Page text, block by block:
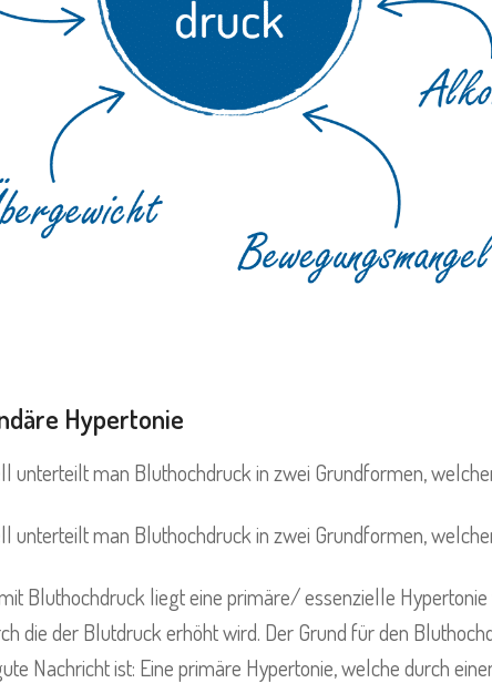
Hypertonie
unterteilt man Bluthochdruck in zwei Grundformen,
unterteilt man Bluthochdruck in zwei Grundformen,
Bluthochdruck liegt eine primäre/ essenzielle
die der Blutdruck erhöht wird. Der Grund für den
Nachricht ist: Eine primäre Hypertonie, welche durch